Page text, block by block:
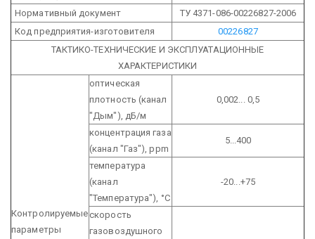
Нормативный документ
ТУ 4371-086-00226827-2006
Код предприятия-изготовителя
00226827
ТАКТИКО-ТЕХНИЧЕСКИЕ И ЭКСПЛУАТАЦИОННЫЕ
ХАРАКТЕРИСТИКИ
Контролируемые
параметры
оптическая
плотность (канал
"Дым"), дБ/м
0,002... 0,5
концентрация газа
(канал "Газ"), ppm
5...400
температура
(канал
"Температура"), °С
-20...+75
скорость
газовоздушного